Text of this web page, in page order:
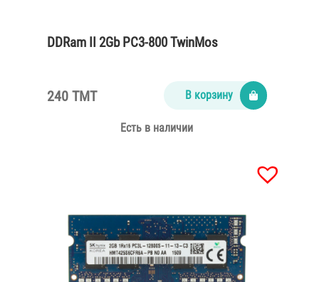
DDRam II 2Gb PC3-800 TwinMos
240 TMT В корзину
Есть в наличии